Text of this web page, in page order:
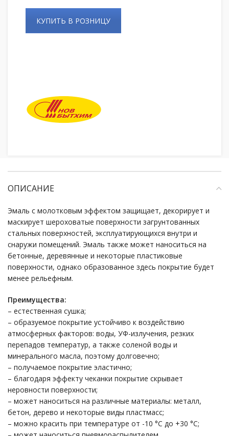
КУПИТЬ В РОЗНИЦУ
ОПИСАНИЕ
Эмаль с молотковым эффектом защищает, декорирует и
маскирует шероховатые поверхности загрунтованных
стальных поверхностей, эксплуатирующихся внутри и
снаружи помещений. Эмаль также может наноситься на
бетонные, деревянные и некоторые пластиковые
поверхности, однако образованное здесь покрытие будет
менее рельефным.
Преимущества:
– естественная сушка;
– образуемое покрытие устойчиво к воздействию
атмосферных факторов: воды, УФ-излучения, резких
перепадов температур, а также соленой воды и
минерального масла, поэтому долговечно;
– получаемое покрытие эластично;
– благодаря эффекту чеканки покрытие скрывает
неровности поверхности;
– может наноситься на различные материалы: металл,
бетон, дерево и некоторые виды пластмасс;
– можно красить при температуре от -10 °С до +30 °С;